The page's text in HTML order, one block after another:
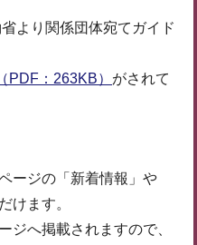
より関係団体宛てガイド
PDF：263KB） がされて
ージの「新着情報」や
けます。
ジへ掲載されますので、